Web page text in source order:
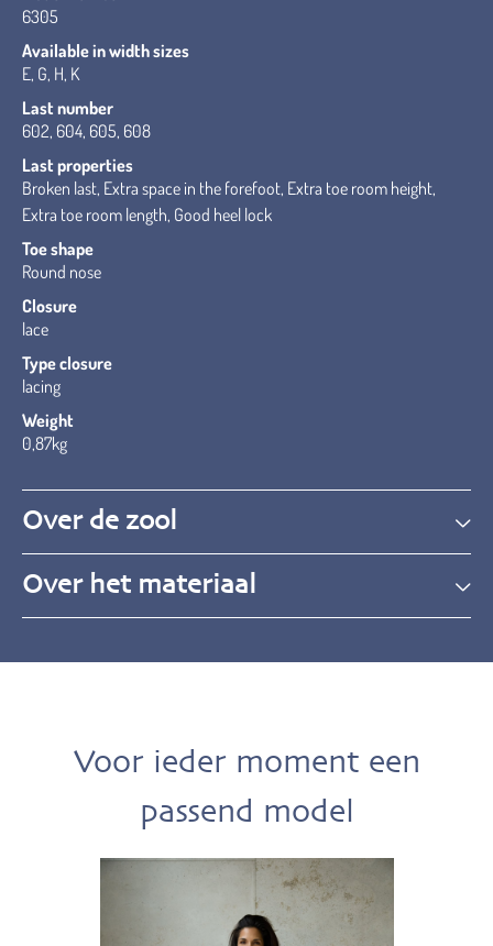
6305
Available in width sizes
E, G, H, K
Last number
602, 604, 605, 608
Last properties
Broken last, Extra space in the forefoot, Extra toe room height,
Extra toe room length, Good heel lock
Toe shape
Round nose
Closure
lace
Type closure
lacing
Weight
0,87kg
Over de zool
Over het materiaal
Voor ieder moment een
passend model